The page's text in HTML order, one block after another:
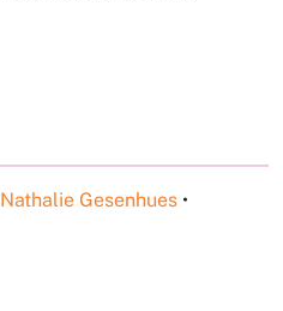
Nathalie Gesenhues •